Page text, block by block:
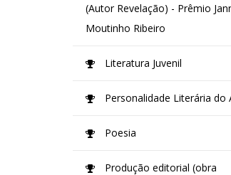
(Autor Revelação) - Prêmio
Moutinho Ribeiro
Literatura Juvenil
Personalidade Literária do
Poesia
Produção editorial (obra